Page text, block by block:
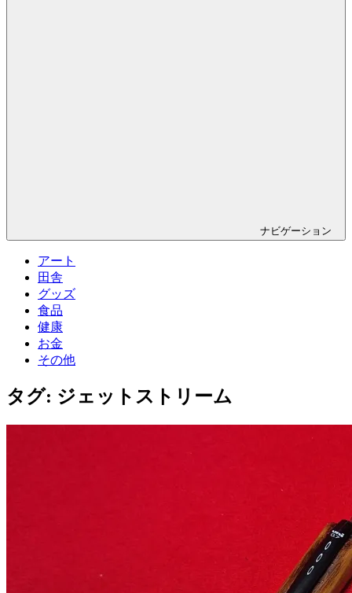
ナビゲーション
アート
田舎
グッズ
食品
健康
お金
その他
タグ: ジェットストリーム